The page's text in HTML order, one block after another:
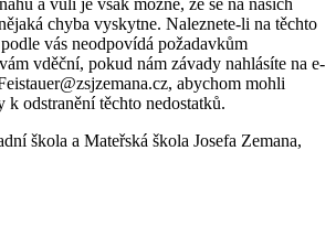
a vůli je však možné, že se na našich
chyba vyskytne. Naleznete-li na těchto
vás neodpovídá požadavkům
vděční, pokud nám závady nahlásíte na e-
abychom mohli
k odstranění těchto nedostatků.
škola a Mateřská škola Josefa Zemana,